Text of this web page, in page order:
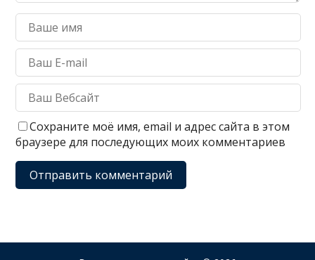
Сохраните моё имя, email и адрес сайта в этом
браузере для последующих моих комментариев